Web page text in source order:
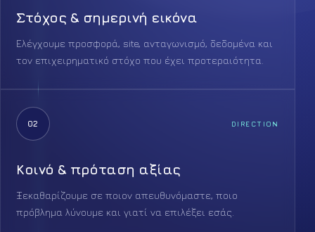
Στόχος & σημερινή εικόνα
Ελέγχουμε προσφορά, site, ανταγωνισμό, δεδομένα και
τον επιχειρηματικό στόχο που έχει προτεραιότητα.
02 DIRECTION
Κοινό & πρόταση αξίας
Ξεκαθαρίζουμε σε ποιον απευθυνόμαστε, ποιο
πρόβλημα λύνουμε και γιατί να επιλέξει εσάς.